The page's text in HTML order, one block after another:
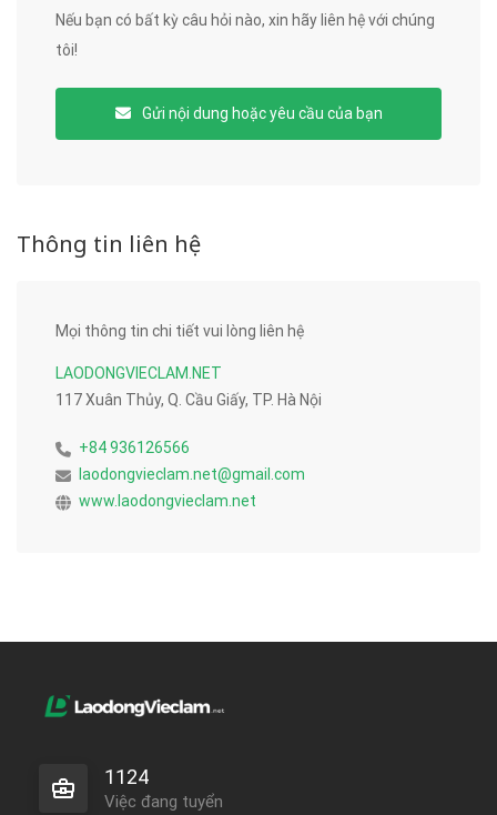
Nếu bạn có bất kỳ câu hỏi nào, xin hãy liên hệ với chúng
tôi!
Gửi nội dung hoặc yêu cầu của bạn
Thông tin liên hệ
Mọi thông tin chi tiết vui lòng liên hệ
LAODONGVIECLAM.NET
117 Xuân Thủy, Q. Cầu Giấy, TP. Hà Nội
+84 936126566
laodongvieclam.net@gmail.com
www.laodongvieclam.net
1124
Việc đang tuyển